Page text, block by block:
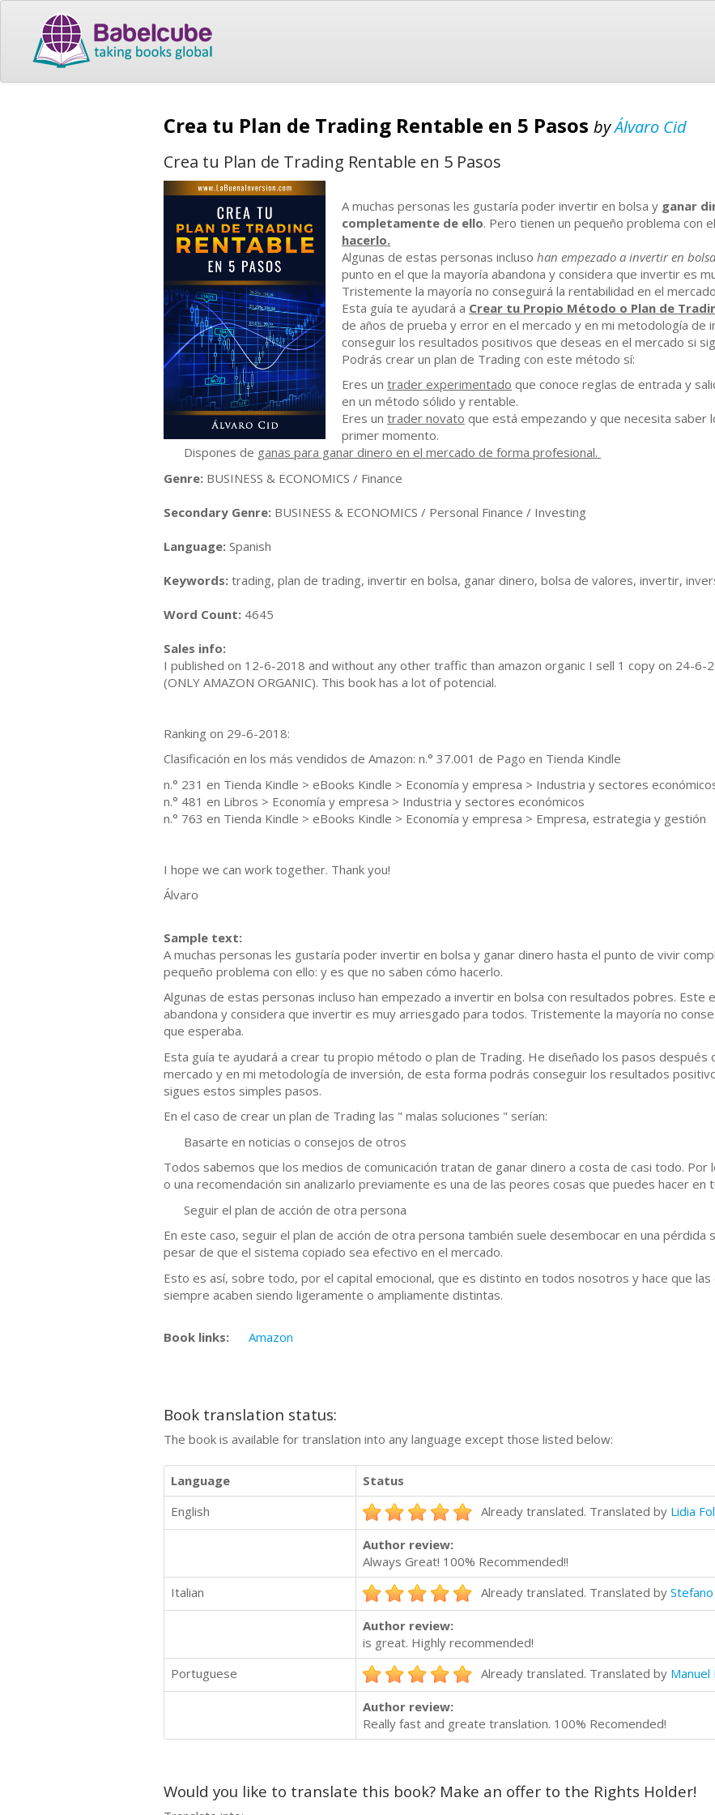
Crea tu Plan de Trading Rentable en 5 Pasos byÁlvaro Cid
Crea tu Plan de Trading Rentable en 5 Pasos
A muchas personas les gustaría poder invertir en bolsa y ganar
completamente de ello. Pero tienen un pequeño problema con
hacerlo.
Algunas de estas personas incluso han empezado a invertir en bolsa
punto en el que la mayoría abandona y considera que invertir es
Tristemente la mayoría no conseguirá la rentabilidad en el
Esta guía te ayudará a Crear tu Propio Método o Plan de
de años de prueba y error en el mercado y en mi metodología de
conseguir los resultados positivos que deseas en el mercado si
Podrás crear un plan de Trading con este método sí:
Eres un trader experimentado que conoce reglas de entrada y
en un método sólido y rentable.
Eres un trader novato que está empezando y que necesita saber
primer momento.
Dispones de ganas para ganar dinero en el mercado de forma profesional.
Genre: BUSINESS & ECONOMICS / Finance
Secondary Genre: BUSINESS & ECONOMICS / Personal Finance / Investing
Language: Spanish
Keywords: trading, plan de trading, invertir en bolsa, ganar dinero, bolsa de valores, invertir,
Word Count: 4645
Sales info:
I published on 12-6-2018 and without any other traffic than amazon organic I sell 1 copy on 24-
(ONLY AMAZON ORGANIC). This book has a lot of potencial.
Ranking on 29-6-2018:
Clasificación en los más vendidos de Amazon: n.° 37.001 de Pago en Tienda Kindle
n.° 231 en Tienda Kindle > eBooks Kindle > Economía y empresa > Industria y sectores
n.° 481 en Libros > Economía y empresa > Industria y sectores económicos
n.° 763 en Tienda Kindle > eBooks Kindle > Economía y empresa > Empresa, estrategia y gestión
I hope we can work together. Thank you!
Álvaro
Sample text:
A muchas personas les gustaría poder invertir en bolsa y ganar dinero hasta el punto de vivir
pequeño problema con ello: y es que no saben cómo hacerlo.
Algunas de estas personas incluso han empezado a invertir en bolsa con resultados pobres. Este
abandona y considera que invertir es muy arriesgado para todos. Tristemente la mayoría no
que esperaba.
Esta guía te ayudará a crear tu propio método o plan de Trading. He diseñado los pasos
mercado y en mi metodología de inversión, de esta forma podrás conseguir los resultados
sigues estos simples pasos.
En el caso de crear un plan de Trading las " malas soluciones " serían:
Basarte en noticias o consejos de otros
Todos sabemos que los medios de comunicación tratan de ganar dinero a costa de casi todo.
o una recomendación sin analizarlo previamente es una de las peores cosas que puedes hacer en
Seguir el plan de acción de otra persona
En este caso, seguir el plan de acción de otra persona también suele desembocar en una pérdida
pesar de que el sistema copiado sea efectivo en el mercado.
Esto es así, sobre todo, por el capital emocional, que es distinto en todos nosotros y hace que
siempre acaben siendo ligeramente o ampliamente distintas.
Book links: Amazon
Book translation status:
The book is available for translation into any language except those listed below:
Language
Status
English
Already translated. Translated by Lidia
Author review:
Always Great! 100% Recommended!!
Italian
Already translated. Translated by
Author review:
is great. Highly recommended!
Portuguese
Already translated. Translated by Manuel
Author review:
Really fast and greate translation. 100% Recomended!
Would you like to translate this book? Make an offer to the Rights Holder!